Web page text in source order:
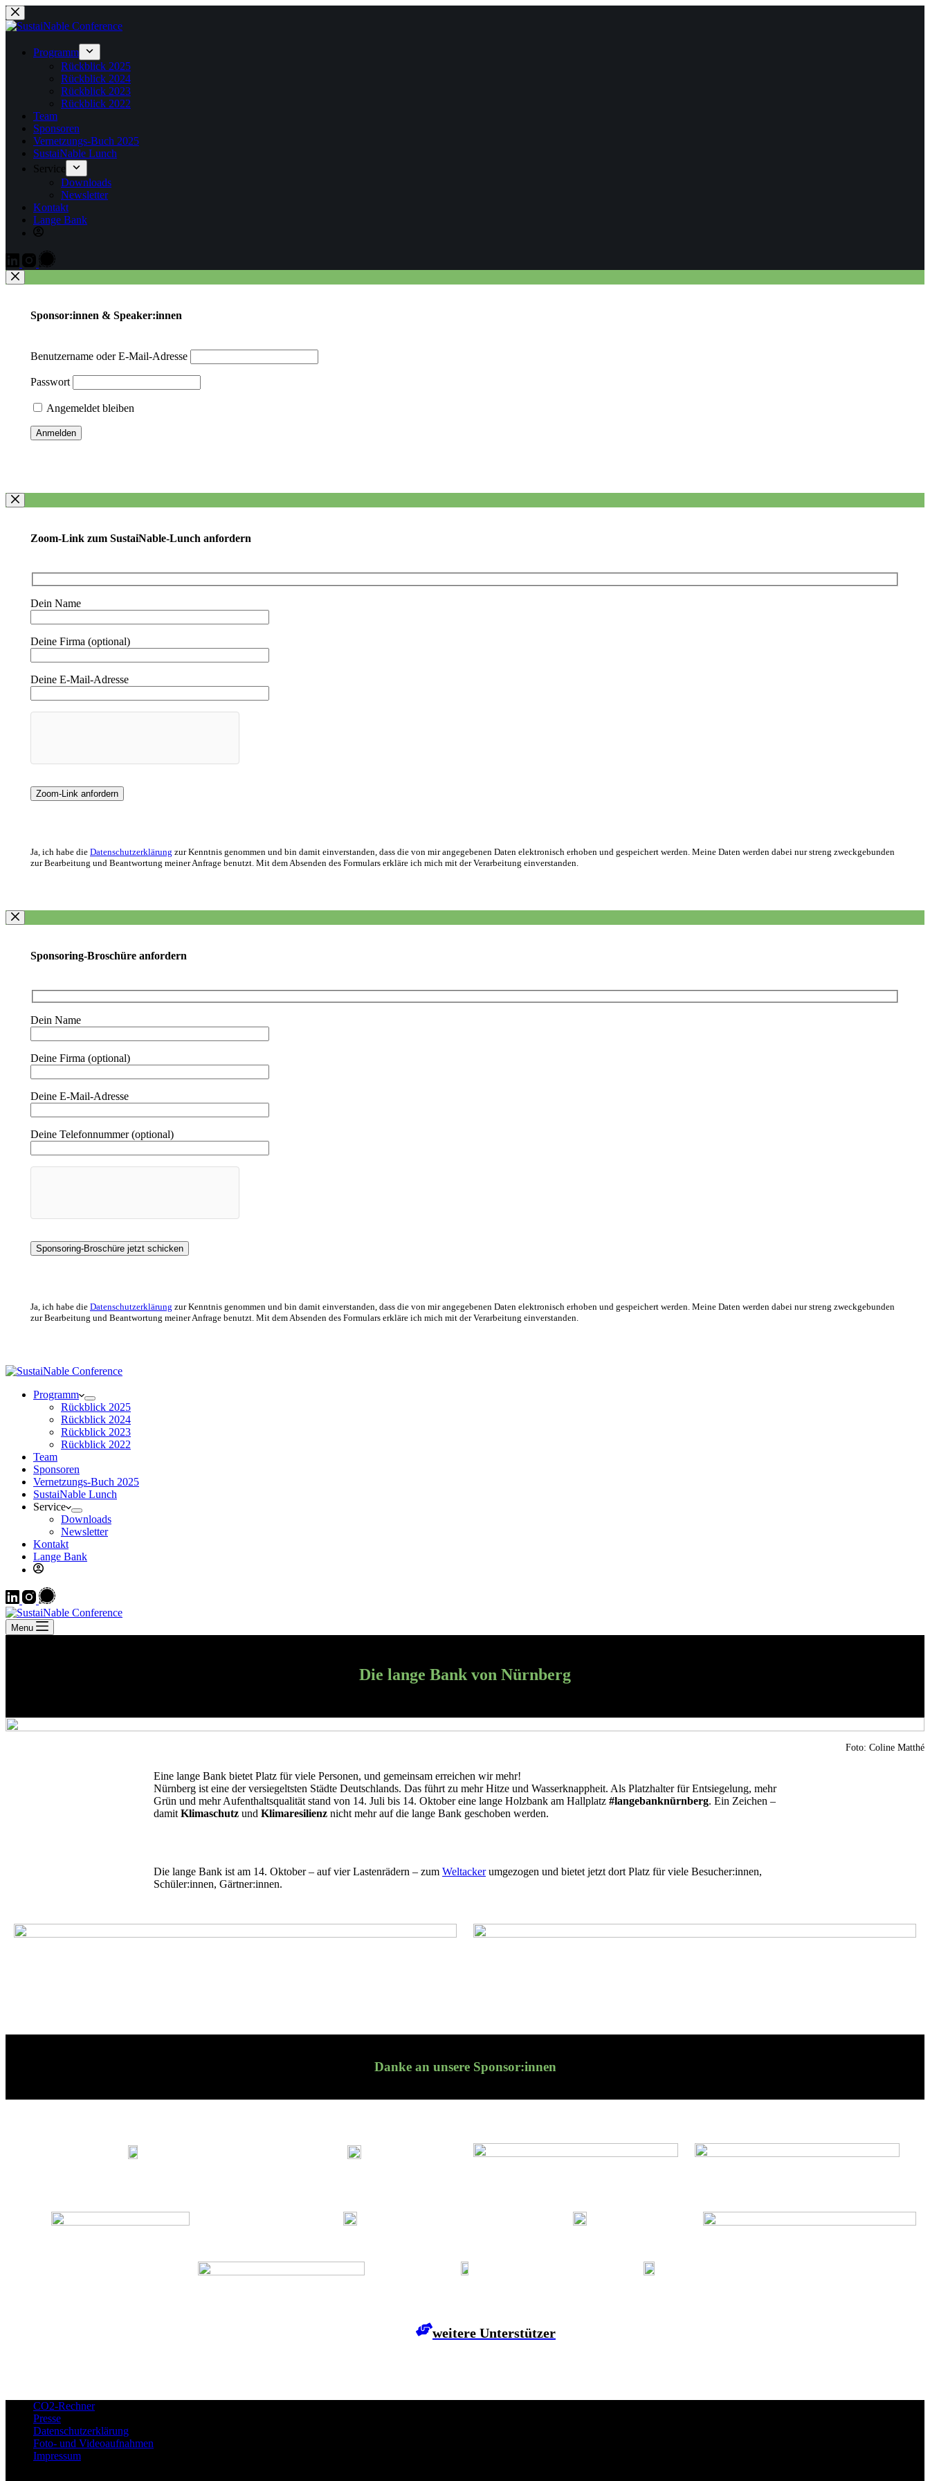
Zum
Inhalt
Programm
Rückblick 2025
Rückblick 2024
Rückblick 2023
Rückblick 2022
Team
Sponsoren
Vernetzungs-Buch 2025
SustaiNable Lunch
Service
Downloads
Newsletter
Kontakt
Lange Bank
Sponsor:innen & Speaker:innen
Benutzername oder E-Mail-Adresse
Passwort
Angemeldet bleiben
Zoom-Link zum SustaiNable-Lunch anfordern
Dein Name
Deine Firma (optional)
Deine E-Mail-Adresse
Ja, ich habe die Datenschutzerklärung zur Kenntnis genommen und bin damit einverstanden, dass die von mir angegebenen Daten elektronisch erhoben und gespeichert werden. Meine Daten werden dabei nur streng zweckgebunden
zur Bearbeitung und Beantwortung meiner Anfrage benutzt. Mit dem Absenden des Formulars erkläre ich mich mit der Verarbeitung einverstanden.
Sponsoring-Broschüre anfordern
Dein Name
Deine Firma (optional)
Deine E-Mail-Adresse
Deine Telefonnummer (optional)
Ja, ich habe die Datenschutzerklärung zur Kenntnis genommen und bin damit einverstanden, dass die von mir angegebenen Daten elektronisch erhoben und gespeichert werden. Meine Daten werden dabei nur streng zweckgebunden
zur Bearbeitung und Beantwortung meiner Anfrage benutzt. Mit dem Absenden des Formulars erkläre ich mich mit der Verarbeitung einverstanden.
Programm
Rückblick 2025
Rückblick 2024
Rückblick 2023
Rückblick 2022
Team
Sponsoren
Vernetzungs-Buch 2025
SustaiNable Lunch
Service
Downloads
Newsletter
Kontakt
Lange Bank
Menu
Die lange Bank von Nürnberg
Foto: Co­line Mat­thé
Eine lange Bank bie­tet Platz für viele Per­so­nen, und ge­mein­sam er­rei­chen wir mehr!
Nürn­berg ist eine der ver­sie­gelts­ten Städte Deutsch­lands. Das führt zu mehr Hitze und Was­ser­knapp­heit. Als Platz­hal­ter für Ent­sie­ge­lung, mehr
Grün und mehr Auf­ent­halts­qua­li­tät stand von 14. Juli bis 14. Ok­to­ber eine lange Holz­bank am Hall­platz #lan­ge­bank­nürn­berg. Ein Zei­chen –
da­mit Kli­ma­schutz und Kli­ma­re­si­li­enz nicht mehr auf die lange Bank ge­scho­ben wer­den.
Die lange Bank ist am 14. Ok­to­ber – auf vier Las­ten­rä­dern – zum Welt­ackerum­ge­zo­gen und bie­tet jetzt dort Platz für viele Besucher:innen,
Schüler:innen, Gärtner:innen.
Danke an unsere Sponsor:innen
weitere Unterstützer
CO2-Rechner
Presse
Datenschutzerklärung
Foto- und Videoaufnahmen
Impressum